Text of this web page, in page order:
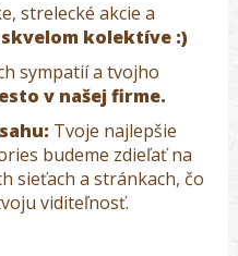
strelecké akcie a
kolektíve :)
sympatií a tvojho
v našej firme.
Tvoje najlepšie
budeme zdieľať na
sieťach a stránkach, čo
viditeľnosť.